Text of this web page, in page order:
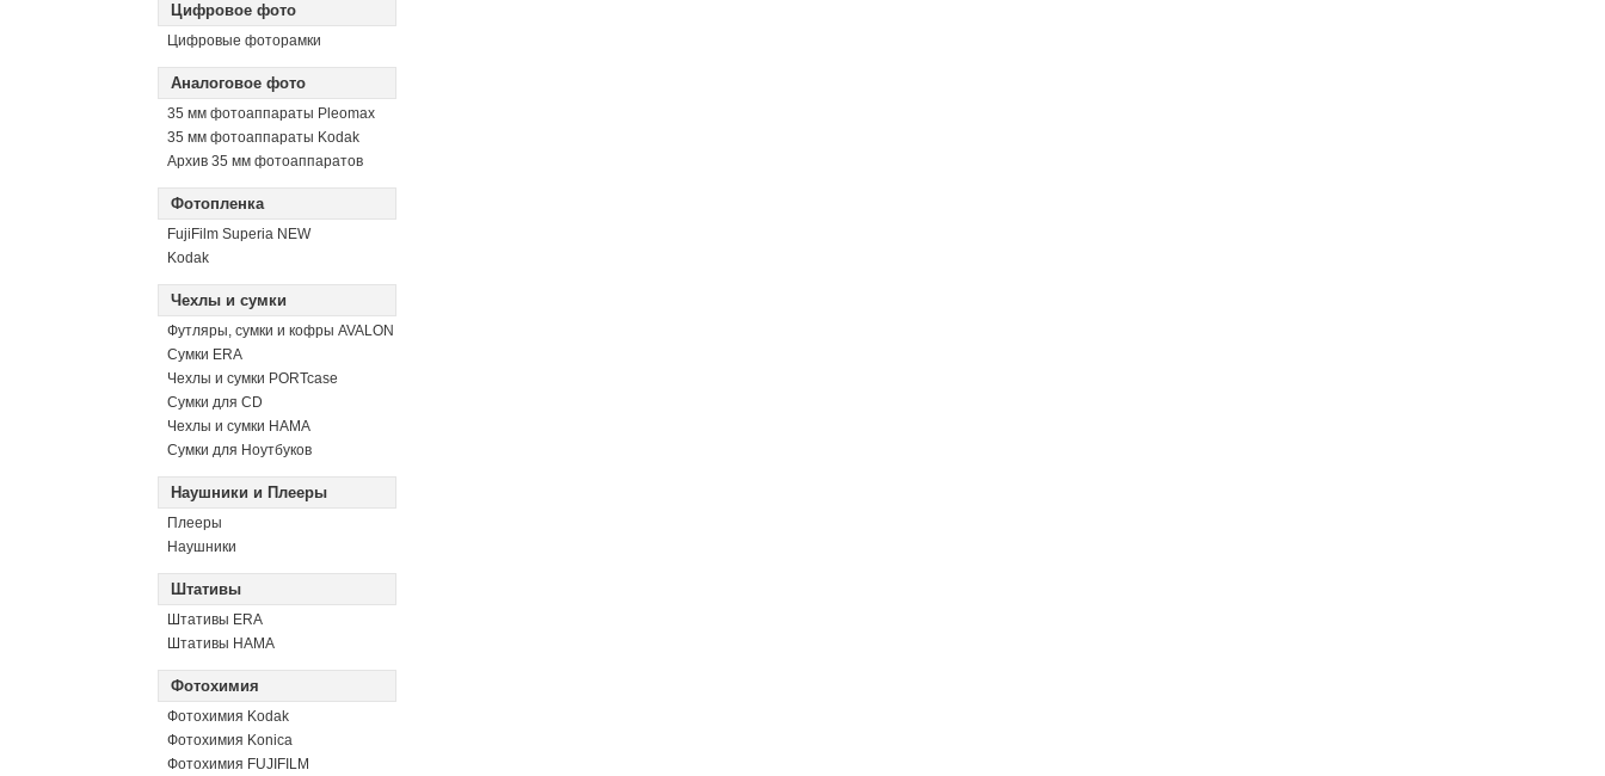
Цифровое фото
Цифровые фоторамки
Аналоговое фото
35 мм фотоаппараты Pleomax
35 мм фотоаппараты Kodak
Архив 35 мм фотоаппаратов
Фотопленка
FujiFilm Superia NEW
Kodak
Чехлы и сумки
Футляры, сумки и кофры AVALON
Сумки ERA
Чехлы и сумки PORTcase
Сумки для CD
Чехлы и сумки HAMA
Сумки для Ноутбуков
Наушники и Плееры
Плееры
Наушники
Штативы
Штативы ERA
Штативы HAMA
Фотохимия
Фотохимия Kodak
Фотохимия Konica
Фотохимия FUJIFILM